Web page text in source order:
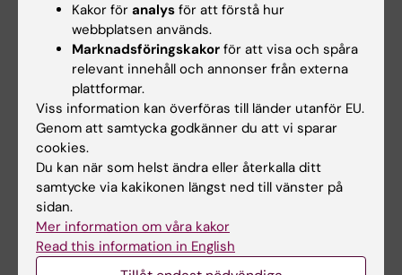
LETTER:ANNALS OF SURGERY.
2021;274(6):e816-e817
Response to the Comment on "Non-operative
Treatment Versus Appendectomy for Acute
Nonperforated Appendicitis in Children: Five-
year Follow up of a Randomized Controlled
Pilot Trial''Reply
Patkova B; Svenningsson A; Almstrom M;
Eaton S; Wester T; Svensson JF
REVIEW:EUROPEAN JOURNAL OF PEDIATRIC
2020;30(05):391-394
Kakor för analys för att förstå hur
webbplatsen används.
Marknadsföringskakor för att visa och spåra
relevant innehåll och annonser från externa
plattformar.
Viss information kan överföras till länder utanför EU.
Genom att samtycka godkänner du att vi sparar
cookies.
Du kan när som helst ändra eller återkalla ditt
samtycke via kakikonen längst ned till vänster på
sidan.
Mer information om våra kakor
Read this information in English